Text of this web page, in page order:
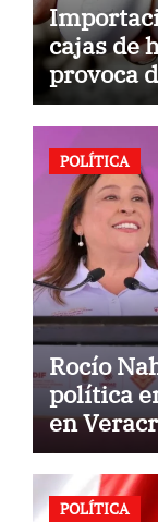
cajas de
provoca
POLÍTICA
Rocío
política
en
POLÍTICA